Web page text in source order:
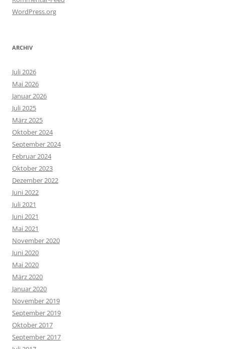
WordPress.org
ARCHIV
Juli 2026
Mai 2026
Januar 2026
Juli 2025
März 2025
Oktober 2024
September 2024
Februar 2024
Oktober 2023
Dezember 2022
Juni 2022
Juli 2021
Juni 2021
Mai 2021
November 2020
Juni 2020
Mai 2020
März 2020
Januar 2020
November 2019
September 2019
Oktober 2017
September 2017